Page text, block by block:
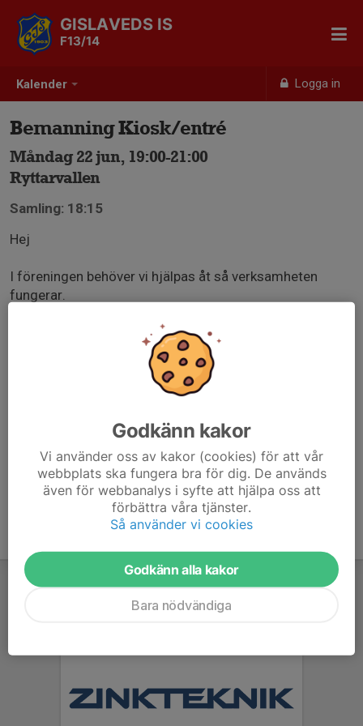
Kalender Logga in
GISLAVEDS IS
F13/14
Bemanning Kiosk/entré
Måndag 22 jun, 19:00-21:00
Ryttarvallen
Samling: 18:15
Hej
I föreningen behöver vi hjälpas åt så verksamheten
fungerar.
Spelare 13 år och äldre dömer ungdomsmatcher och
spelare 12 år och yngre agerar bollflickor. Målsmän
behöver också hjälpa till vid något tillfälle.
målsmän som hjälper till vid entré och kiosk.
Godkänn kakor
Vi använder oss av kakor (cookies) för att vår
webbplats ska fungera bra för dig. De används
även för webbanalys i syfte att hjälpa oss att
förbättra våra tjänster.
Så använder vi cookies
Godkänn alla kakor
Bara nödvändiga